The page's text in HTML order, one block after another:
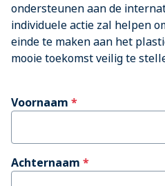
ondersteunen aan de
individuele actie zal helpen
einde te maken aan het
mooie toekomst veilig te
Voornaam
Achternaam